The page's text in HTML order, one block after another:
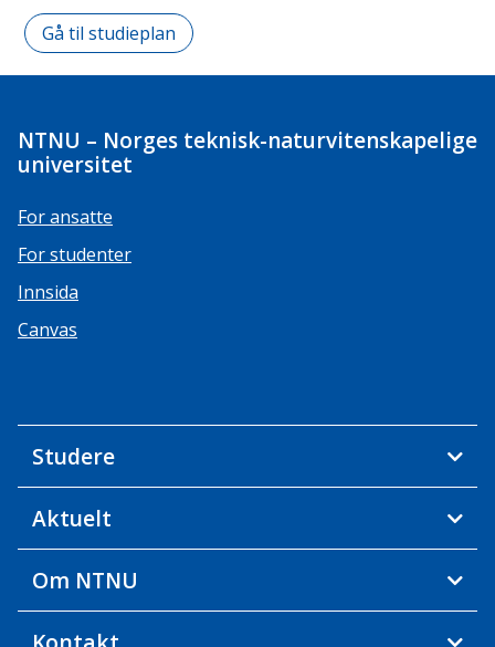
Gå til studieplan
NTNU – Norges teknisk-naturvitenskapelige
universitet
For ansatte
For studenter
Innsida
Canvas
Studere
Aktuelt
Om NTNU